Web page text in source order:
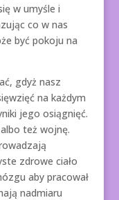
w umyśle i
co w nas
być pokoju na
gdyż nasz
na każdym
jego osiągnięć.
też wojnę.
zdrowe ciało
aby pracował
nadmiaru